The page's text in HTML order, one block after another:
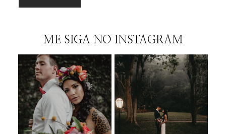
ME SIGA NO INSTAGRAM